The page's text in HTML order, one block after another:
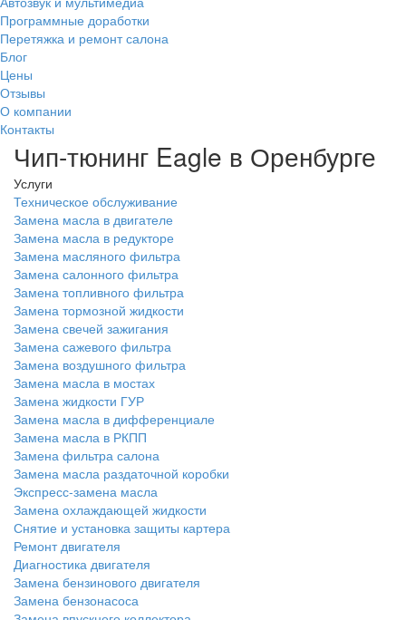
Программные доработки
Перетяжка и ремонт салона
Блог
Цены
Отзывы
О компании
Контакты
Чип-тюнинг Eagle в Оренбурге
Услуги
Техническое обслуживание
Замена масла в двигателе
Замена масла в редукторе
Замена масляного фильтра
Замена салонного фильтра
Замена топливного фильтра
Замена тормозной жидкости
Замена свечей зажигания
Замена сажевого фильтра
Замена воздушного фильтра
Замена масла в мостах
Замена жидкости ГУР
Замена масла в дифференциале
Замена масла в РКПП
Замена фильтра салона
Замена масла раздаточной коробки
Экспресс-замена масла
Замена охлаждающей жидкости
Снятие и установка защиты картера
Ремонт двигателя
Диагностика двигателя
Замена бензинового двигателя
Замена бензонасоса